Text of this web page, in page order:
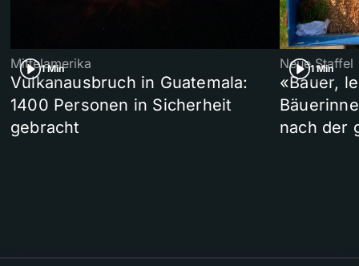
1 Min
Mittelamerika
Vulkanausbruch in Guatemala:
1400 Personen in Sicherheit
gebracht
1 Min
Neue Staffel
«Bauer,
nach der